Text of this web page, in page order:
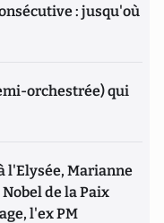
: jusqu'où
orchestrée) qui
l'Elysée, Marianne
de la Paix
l'ex PM